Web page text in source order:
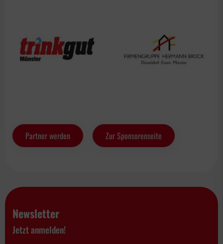
Partner werden Zur Sponsorenseite
Newsletter
Jetzt anmelden!